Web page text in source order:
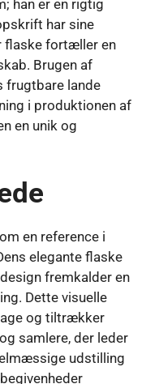
han er en rigtig
har sine
flaske fortæller en
Brugen af
frugtbare lande
i produktionen af
en unik og
en reference i
elegante flaske
fremkalder en
Dette visuelle
og tiltrækker
samlere, der leder
udstilling